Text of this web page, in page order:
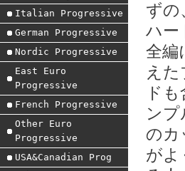
Italian Progressive
German Progressive
Nordic Progressive
East Euro
Progressive
French Progressive
Other Euro
Progressive
USA&Canadian Prog
ずの
ハー
全編
え
ド
ン
のカ
がよ